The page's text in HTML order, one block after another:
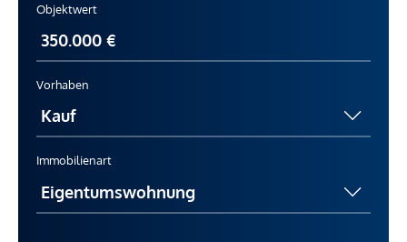
Objektwert
Vorhaben
Immobilienart